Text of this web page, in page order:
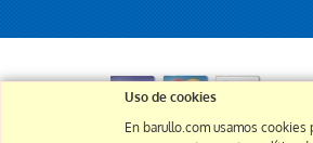
Uso de cookies
En barullo.com usamos